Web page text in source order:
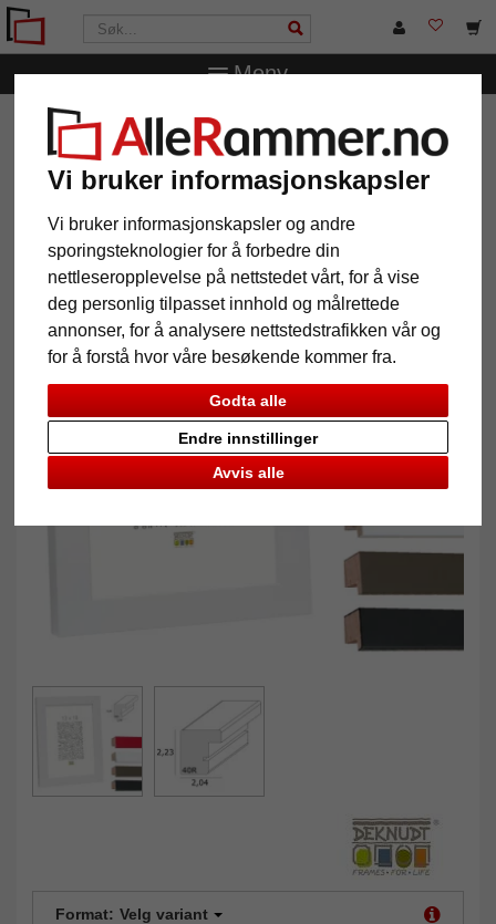
Vi bruker informasjonskapsler
Vi bruker informasjonskapsler og andre
sporingsteknologier for å forbedre din
nettleseropplevelse på nettstedet vårt, for å vise
deg personlig tilpasset innhold og målrettede
annonser, for å analysere nettstedstrafikken vår og
for å forstå hvor våre besøkende kommer fra.
Godta alle
Avvis alle
Endre innstillinger
Meny
AlleRammer.no Bilderammer
Treramme Ela
Tilbake
Format: Velg variant